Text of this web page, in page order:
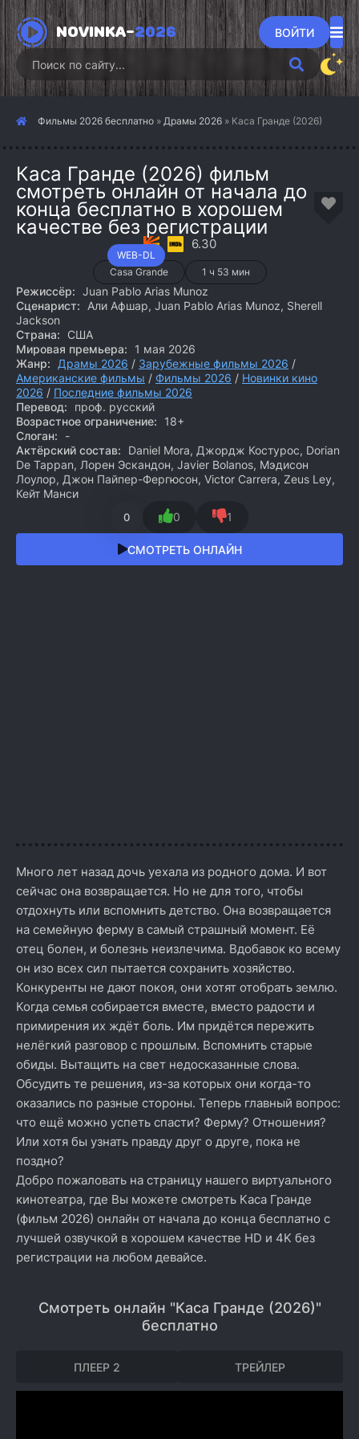
NOVINKA-2026 ВОЙТИ
Фильмы 2026 бесплатно » Драмы 2026 » Каса Гранде (2026)
Каса Гранде (2026) фильм
смотреть онлайн от начала до
конца бесплатно в хорошем
качестве без регистрации
WEB-DL
6.30
Casa Grande 1 ч 53 мин
Режиссёр: Juan Pablo Arias Munoz
Сценарист:
Али Афшар, Juan Pablo Arias Munoz, Sherell
Jackson
Страна:
США
Мировая премьера:
1 мая 2026
Жанр:
Драмы 2026 / Зарубежные фильмы 2026 /
Американские фильмы / Фильмы 2026 / Новинки кино
2026 / Последние фильмы 2026
Перевод:
проф. русский
Возрастное ограничение:
18+
Слоган:
-
Актёрский состав:
Daniel Mora, Джордж Костурос, Dorian
De Tappan, Лорен Эскандон, Javier Bolanos, Мэдисон
Лоулор, Джон Пайпер-Фергюсон, Victor Carrera, Zeus Ley,
Кейт Манси
0 0 1
СМОТРЕТЬ ОНЛАЙН
Много лет назад дочь уехала из родного дома. И вот
сейчас она возвращается. Но не для того, чтобы
отдохнуть или вспомнить детство. Она возвращается
на семейную ферму в самый страшный момент. Её
отец болен, и болезнь неизлечима. Вдобавок ко всему
он изо всех сил пытается сохранить хозяйство.
Конкуренты не дают покоя, они хотят отобрать землю.
Когда семья собирается вместе, вместо радости и
примирения их ждёт боль. Им придётся пережить
нелёгкий разговор с прошлым. Вспомнить старые
обиды. Вытащить на свет недосказанные слова.
Обсудить те решения, из-за которых они когда-то
оказались по разные стороны. Теперь главный вопрос:
что ещё можно успеть спасти? Ферму? Отношения?
Или хотя бы узнать правду друг о друге, пока не
поздно?
Добро пожаловать на страницу нашего виртуального
кинотеатра, где Вы можете смотреть Каса Гранде
(фильм 2026) онлайн от начала до конца бесплатно с
лучшей озвучкой в хорошем качестве HD и 4K без
регистрации на любом девайсе.
Смотреть онлайн "Каса Гранде (2026)"
бесплатно
ПЛЕЕР 2 ТРЕЙЛЕР